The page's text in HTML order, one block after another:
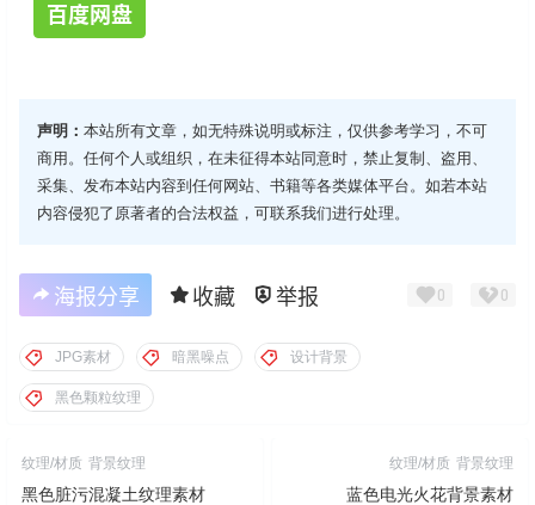
百度网盘
声明： 本站所有文章，如无特殊说明或标注，仅供参考学习，不可
商用。任何个人或组织，在未征得本站同意时，禁止复制、盗用、
采集、发布本站内容到任何网站、书籍等各类媒体平台。如若本站
内容侵犯了原著者的合法权益，可联系我们进行处理。
海报分享 收藏 举报 0 0
JPG素材 暗黑噪点 设计背景
黑色颗粒纹理
纹理/材质 背景纹理
黑色脏污混凝土纹理素材
纹理/材质 背景纹理
蓝色电光火花背景素材